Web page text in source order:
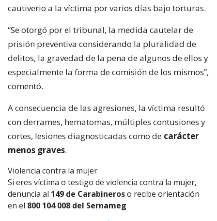
cautiverio a la víctima por varios días bajo torturas.
“Se otorgó por el tribunal, la medida cautelar de
prisión preventiva considerando la pluralidad de
delitos, la gravedad de la pena de algunos de ellos y
especialmente la forma de comisión de los mismos”,
comentó.
A consecuencia de las agresiones, la víctima resultó
con derrames, hematomas, múltiples contusiones y
cortes, lesiones diagnosticadas como de carácter
menos graves.
Violencia contra la mujer
Si eres víctima o testigo de violencia contra la mujer,
denuncia al 149 de Carabineroso recibe orientación
en el 800 104 008 del Sernameg